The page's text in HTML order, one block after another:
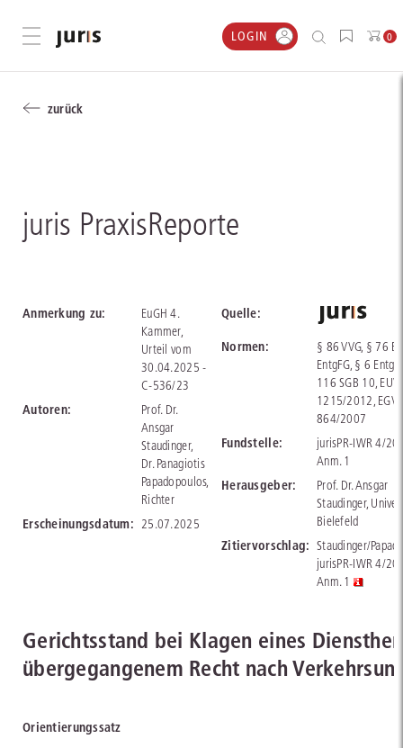
Menü öffnen LOGIN 0
zurück
juris PraxisReporte
Anmerkung zu:
EuGH 4.
Kammer,
Urteil vom
30.04.2025 -
C-536/23
Autoren:
Prof. Dr.
Ansgar
Staudinger,
Dr. Panagiotis
Papadopoulos,
Richter
Erscheinungsdatum: 25.07.2025
Quelle:
Normen:
§ 86 VVG, § 76
EntgFG, § 6
116 SGB 10, EUV
1215/2012, EGV
864/2007
Fundstelle:
jurisPR-IWR 4/
Anm. 1
Herausgeber:
Prof. Dr. Ansgar
Staudinger,
Bielefeld
Zitiervorschlag: Staudinger/
jurisPR-IWR 4/
Anm. 1
Gerichtsstand bei Klagen eines
übergegangenem Recht nach
Orientierungssatz